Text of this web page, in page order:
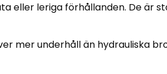
eller leriga förhållanden. De är
mer underhåll än hydrauliska